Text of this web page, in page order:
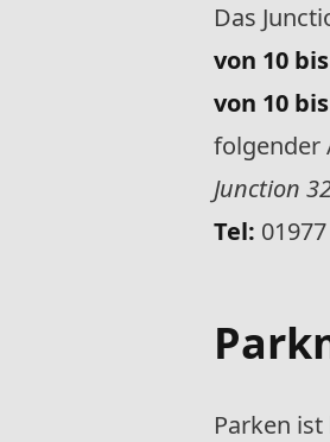
Das
von 10
von 10
folgender
Junction
Tel:
Parken